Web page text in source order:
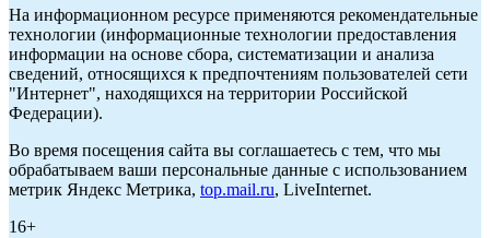
На информационном ресурсе применяются рекомендательные
технологии (информационные технологии предоставления
информации на основе сбора, систематизации и анализа
сведений, относящихся к предпочтениям пользователей сети
"Интернет", находящихся на территории Российской
Федерации).
Во время посещения сайта вы соглашаетесь с тем, что мы
обрабатываем ваши персональные данные с использованием
метрик Яндекс Метрика, top.mail.ru, LiveInternet.
16+